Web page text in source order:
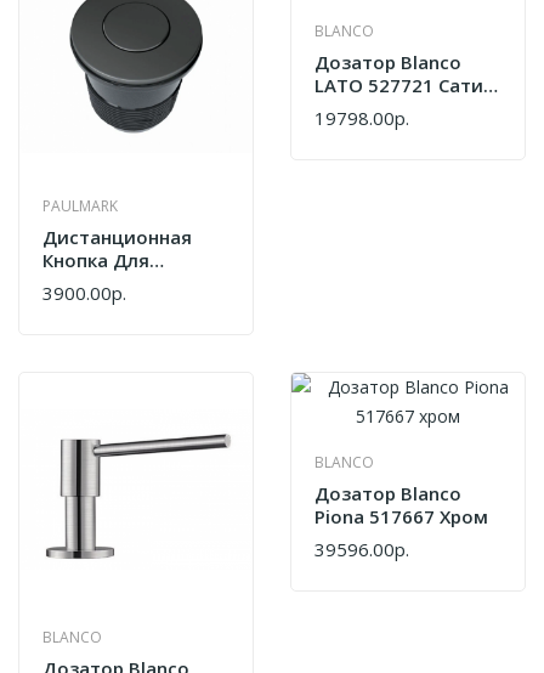
PAULMARK
Дистанционная
Кнопка Для
Измельчителя
Paulmark
Paulmark
3900.00р.
BLANCO
Дозатор Blanco
LATO 527721 Сатин/
Платина
19798.00р.
BLANCO
Дозатор Blanco
BLANCO
Дозатор Blanco
Piona 517667 Хром
39596.00р.